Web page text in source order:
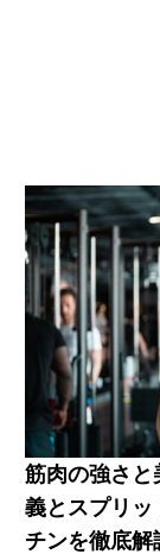
筋肉の強さと
義とスプリッ
チンを徹底解